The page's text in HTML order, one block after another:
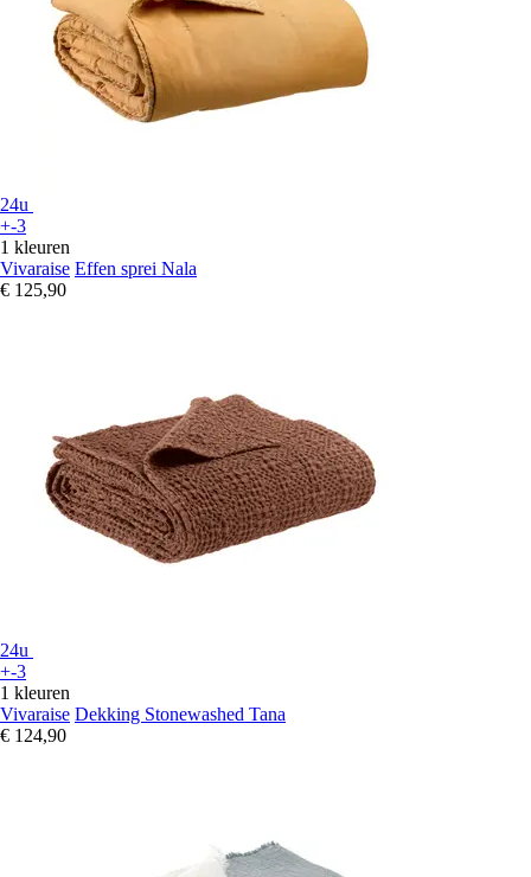
24u
+-3
1 kleuren
Vivaraise Effen sprei Nala
€ 125,90
24u
+-3
1 kleuren
Vivaraise Dekking Stonewashed Tana
€ 124,90